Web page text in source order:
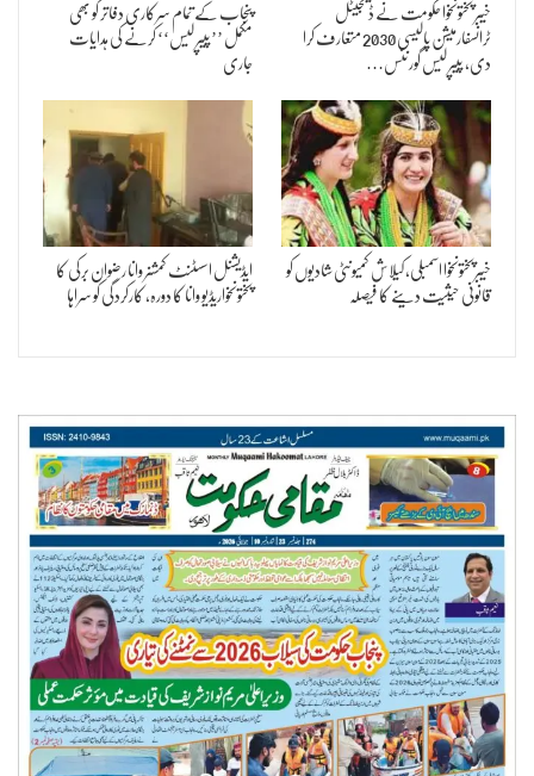
خیبر پختونخوا حکومت نے ڈیجیٹل
ٹرانسفارمیشن پالیسی 2030 متعارف کرا
دی، پیپر لیس گورننس…
پنجاب کے تمام سرکاری دفاتر کو بھی
مکمل ’’پیپر لیس‘‘ کرنے کی ہدایات
جاری
خیبرپختونخوا اسمبلی، کیلاش کمیونٹی شادیوں کو
قانونی حیثیت دینے کا فیصلہ
ایڈیشنل اسسٹنٹ کمشنر وانا رضوان برکی کا
پختونخواریڈیو وانا کا دورہ، کارکردگی کو سراہا